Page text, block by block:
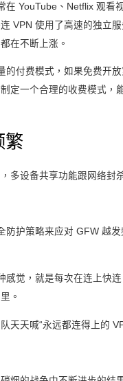
在 YouTube、Netflix 观看
VPN 使用了高速的独立
在不断上涨。
的付费模式，如果免费开
定一个合理的收费模式，
繁
多设备共享功能跟网络封
防护策略来应对 GFW 越
感觉，就是每次在连上快
。
天天喊“永远都连得上的